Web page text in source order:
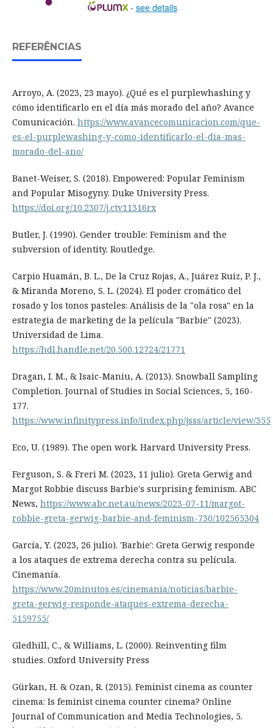
- see details
REFERÊNCIAS
Arroyo, A. (2023, 23 mayo). ¿Qué es el purplewhashing y
cómo identificarlo en el día más morado del año? Avance
Comunicación. https://www.avancecomunicacion.com/que-
es-el-purplewashing-y-como-identificarlo-el-dia-mas-
morado-del-ano/
Banet-Weiser, S. (2018). Empowered: Popular Feminism
and Popular Misogyny. Duke University Press.
https://doi.org/10.2307/j.ctv11316rx
Butler, J. (1990). Gender trouble: Feminism and the
subversion of identity. Routledge.
Carpio Huamán, B. L., De la Cruz Rojas, A., Juárez Ruiz, P. J.,
& Miranda Moreno, S. L. (2024). El poder cromático del
rosado y los tonos pasteles: Análisis de la "ola rosa" en la
estrategia de marketing de la película "Barbie" (2023).
Universidad de Lima.
https://hdl.handle.net/20.500.12724/21771
Dragan, I. M., & Isaic-Maniu, A. (2013). Snowball Sampling
Completion. Journal of Studies in Social Sciences, 5, 160-
177.
https://www.infinitypress.info/index.php/jsss/article/view/355
Eco, U. (1989). The open work. Harvard University Press.
Ferguson, S. & Freri M. (2023, 11 julio). Greta Gerwig and
Margot Robbie discuss Barbie's surprising feminism. ABC
News, https://www.abc.net.au/news/2023-07-11/margot-
robbie-greta-gerwig-barbie-and-feminism-730/102565304
García, Y. (2023, 26 julio). 'Barbie': Greta Gerwig responde
a los ataques de extrema derecha contra su película.
Cinemanía.
https://www.20minutos.es/cinemania/noticias/barbie-
greta-gerwig-responde-ataques-extrema-derecha-
5159755/
Gledhill, C., & Williams, L. (2000). Reinventing film
studies. Oxford University Press
Gürkan, H. & Ozan, R. (2015). Feminist cinema as counter
cinema: Is feminist cinema counter cinema? Online
Journal of Communication and Media Technologies, 5.